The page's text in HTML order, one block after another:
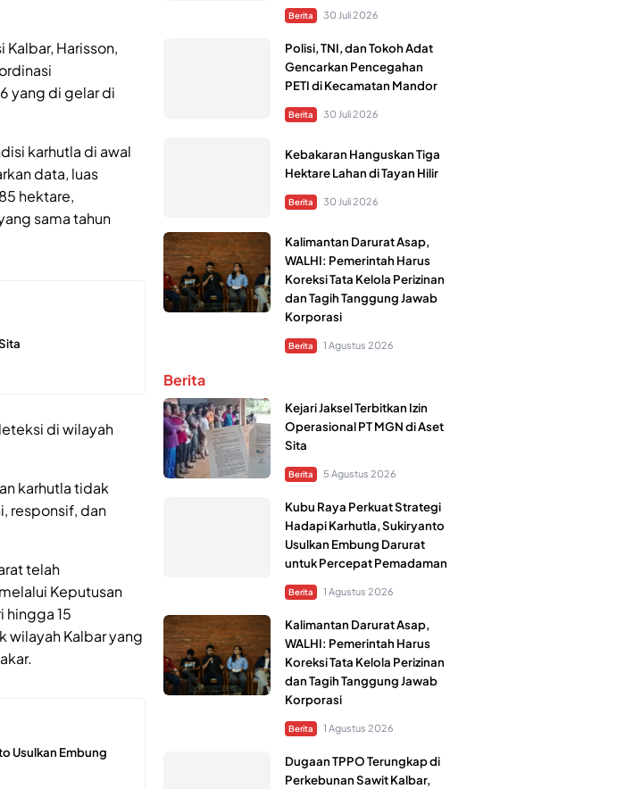
Kalbar, Harisson,
yang di gelar di
karhutla di awal
data, luas
hektare,
sama tahun
di wilayah
karhutla tidak
responsif, dan
telah
Keputusan
hingga 15
Kalbar yang
Usulkan Embung
Berita 30 Juli 2026
Polisi, TNI, dan Tokoh Adat
Gencarkan Pencegahan
PETI di Kecamatan Mandor
Berita 30 Juli 2026
Kebakaran Hanguskan Tiga
Hektare Lahan di Tayan Hilir
Berita 30 Juli 2026
Kalimantan Darurat Asap,
WALHI: Pemerintah Harus
Koreksi Tata Kelola Perizinan
dan Tagih Tanggung Jawab
Korporasi
Berita 1 Agustus 2026
Berita
Kejari Jaksel Terbitkan Izin
Operasional PT MGN di Aset
Sita
Berita 5 Agustus 2026
Kubu Raya Perkuat Strategi
Hadapi Karhutla, Sukiryanto
Usulkan Embung Darurat
untuk Percepat Pemadaman
Berita 1 Agustus 2026
Kalimantan Darurat Asap,
WALHI: Pemerintah Harus
Koreksi Tata Kelola Perizinan
dan Tagih Tanggung Jawab
Korporasi
Berita 1 Agustus 2026
Dugaan TPPO Terungkap di
Perkebunan Sawit Kalbar,